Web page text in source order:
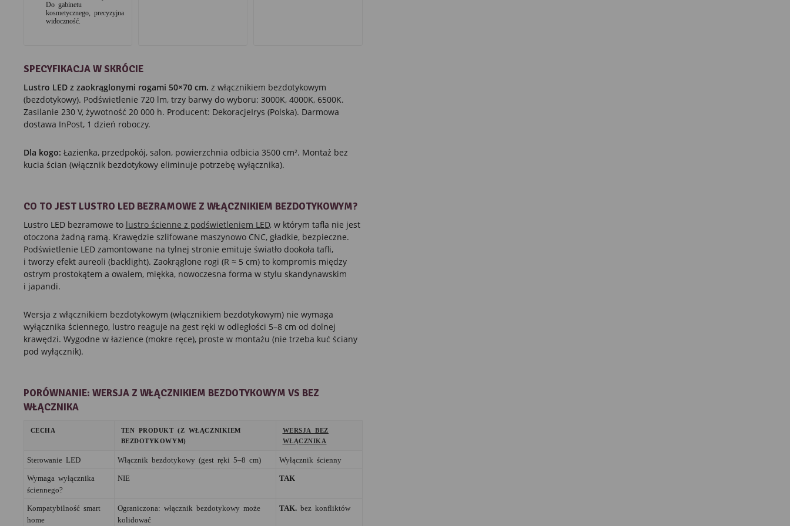
Do gabinetu
kosmetycznego, precyzyjna
widoczność.
SPECYFIKACJA W SKRÓCIE
Lustro LED z zaokrąglonymi rogami 50×70 cm. z włącznikiem bezdotykowym
(bezdotykowy). Podświetlenie 720 lm, trzy barwy do wyboru: 3000K, 4000K, 6500K.
Zasilanie 230 V, żywotność 20 000 h. Producent: DekoracjeIrys (Polska). Darmowa
dostawa InPost, 1 dzień roboczy.
Dla kogo: Łazienka, przedpokój, salon, powierzchnia odbicia 3500 cm². Montaż bez
kucia ścian (włącznik bezdotykowy eliminuje potrzebę wyłącznika).
CO TO JEST LUSTRO LED BEZRAMOWE Z WŁĄCZNIKIEM BEZDOTYKOWYM?
Lustro LED bezramowe to lustro ścienne z podświetleniem LED, w którym tafla nie jest
otoczona żadną ramą. Krawędzie szlifowane maszynowo CNC, gładkie, bezpieczne.
Podświetlenie LED zamontowane na tylnej stronie emituje światło dookoła tafli,
i tworzy efekt aureoli (backlight). Zaokrąglone rogi (R ≈ 5 cm) to kompromis między
ostrym prostokątem a owalem, miękka, nowoczesna forma w stylu skandynawskim
i japandi.
Wersja z włącznikiem bezdotykowym (włącznikiem bezdotykowym) nie wymaga
wyłącznika ściennego, lustro reaguje na gest ręki w odległości 5–8 cm od dolnej
krawędzi. Wygodne w łazience (mokre ręce), proste w montażu (nie trzeba kuć ściany
pod wyłącznik).
PORÓWNANIE: WERSJA Z WŁĄCZNIKIEM BEZDOTYKOWYM VS BEZ
WŁĄCZNIKA
CECHA
TEN PRODUKT (Z WŁĄCZNIKIEM
BEZDOTYKOWYM)
WERSJA BEZ
WŁĄCZNIKA
Sterowanie LED Włącznik bezdotykowy (gest ręki 5–8 cm) Wyłącznik ścienny
Wymaga wyłącznika
ściennego?
NIE TAK
Kompatybilność smart
home
Ograniczona: włącznik bezdotykowy może
kolidować
TAK. bez konfliktów